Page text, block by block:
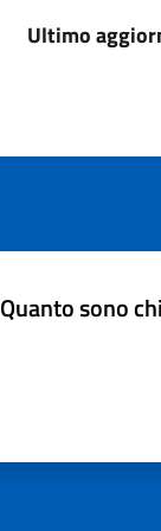
Ultimo
Quanto sono